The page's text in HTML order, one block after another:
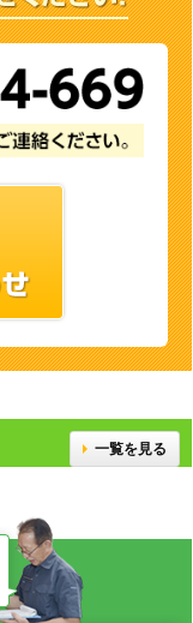
一覧を見る